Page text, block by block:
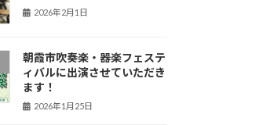
2026年2月1日
朝霞市吹奏楽・器楽フェステ
ィバルに出演させていただき
ます！
2026年1月25日